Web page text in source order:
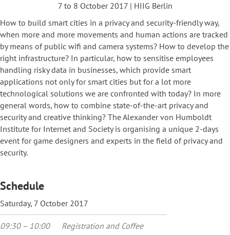
7 to 8 October 2017 | HIIG Berlin
How to build smart cities in a privacy and security-friendly way,
when more and more movements and human actions are tracked
by means of public wifi and camera systems? How to develop the
right infrastructure? In particular, how to sensitise employees
handling risky data in businesses, which provide smart
applications not only for smart cities but for a lot more
technological solutions we are confronted with today? In more
general words, how to combine state-of-the-art privacy and
security and creative thinking? The Alexander von Humboldt
Institute for Internet and Society is organising a unique 2-days
event for game designers and experts in the field of privacy and
security.
Schedule
Saturday, 7 October 2017
09:30 – 10:00 Registration and Coffee